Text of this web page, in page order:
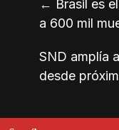
← Brasil es
a 600 mil
SND amplía
desde